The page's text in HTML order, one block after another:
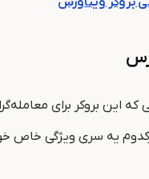
یه سری ویژگی